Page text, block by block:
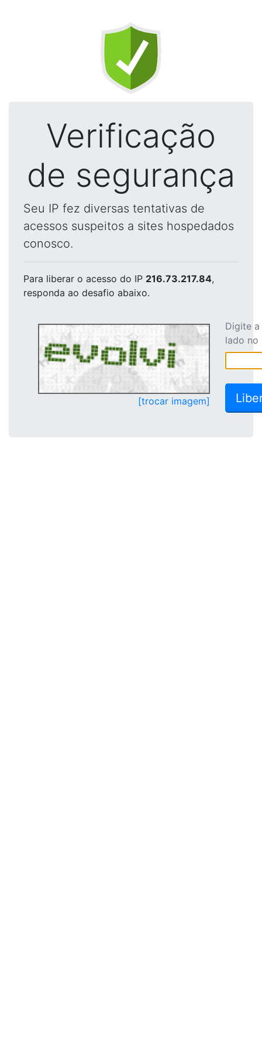
Verificação
de segurança
Seu IP fez diversas tentativas de
acessos suspeitos a sites hospedados
conosco.
Para liberar o acesso do IP 216.73.217.84,
responda ao desafio abaixo.
[trocar imagem]
Digite
lado no